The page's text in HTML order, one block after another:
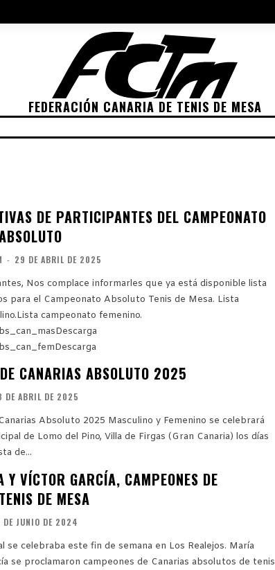
FEDERACIÓN CANARIA DE TENIS DE MESA
DE PARTICIPANTES DEL CAMPEONATO
- 29 DE ABRIL DE 2025
disponible lista
el Campeonato Absoluto Tenis de Mesa. Lista
campeonato femenino.
CANARIAS ABSOLUTO 2025
DE ABRIL DE 2025
Absoluto 2025 Masculino y Femenino se celebrará
de Lomo del Pino, Villa de Firgas (Gran Canaria) los días
de Mayo. Lista de...
VÍCTOR GARCÍA, CAMPEONES DE
DE MESA
DE JUNIO DE 2024
celebraba este fin de semana en Los Realejos. María
se proclamaron campeones de Canarias absolutos de tenis